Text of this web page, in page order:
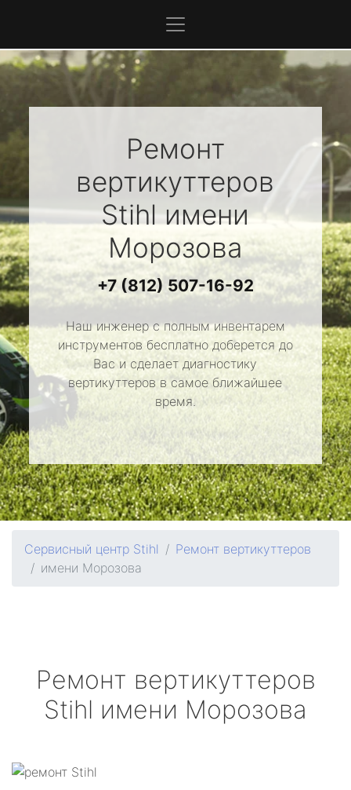
Ремонт
вертикуттеров
Stihl имени
Морозова
+7 (812) 507-16-92
Наш инженер с полным инвентарем
инструментов бесплатно доберется до
Вас и сделает диагностику
вертикуттеров в самое ближайшее
время.
Сервисный центр Stihl
Ремонт вертикуттеров
имени Морозова
Ремонт вертикуттеров
Stihl имени Морозова